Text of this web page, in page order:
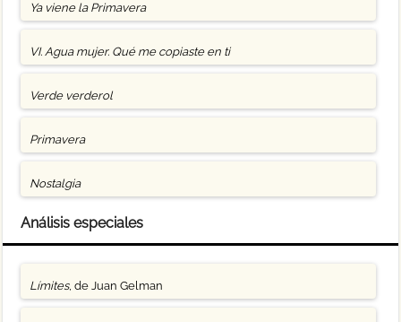
Ya viene la Primavera
VI. Agua mujer. Qué me copiaste en ti
Verde verderol
Primavera
Nostalgia
Análisis especiales
Límites, de Juan Gelman